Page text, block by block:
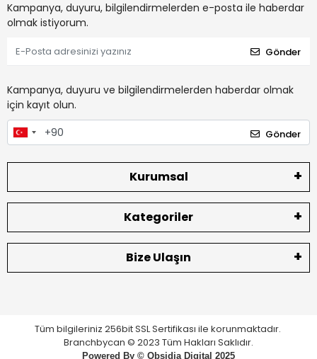
Kampanya, duyuru, bilgilendirmelerden e-posta ile haberdar
olmak istiyorum.
Gönder
Kampanya, duyuru ve bilgilendirmelerden haberdar olmak
için kayıt olun.
Gönder
Kurumsal
Kategoriler
Bize Ulaşın
Tüm bilgileriniz 256bit SSL Sertifikası ile korunmaktadır.
Branchbycan © 2023 Tüm Hakları Saklıdır.
Powered By © Obsidia Digital 2025